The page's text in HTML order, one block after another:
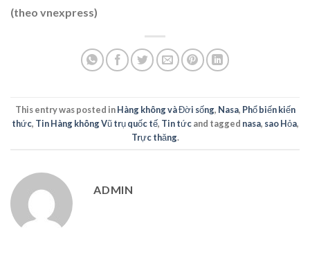
(theo vnexpress)
This entry was posted inHàng không và Đời sống, Nasa, Phổ biến kiến
thức, Tin Hàng không Vũ trụ quốc tế, Tin tứcand tagged nasa, sao Hỏa,
Trực thăng.
ADMIN